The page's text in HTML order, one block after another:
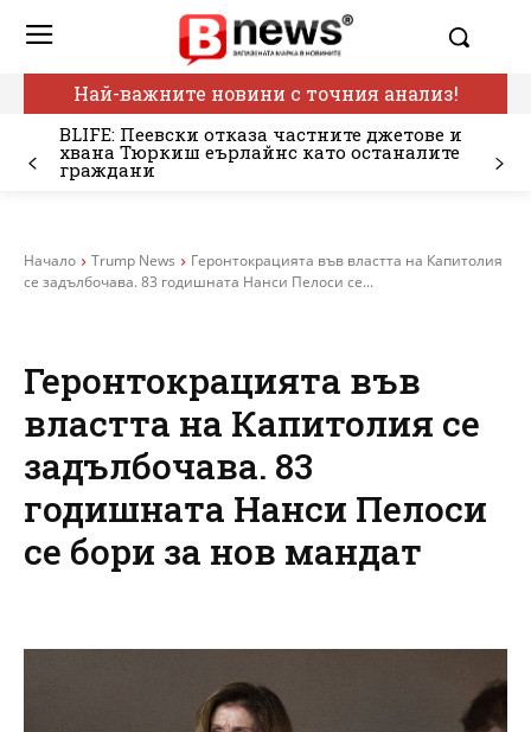
Най-важните новини с точния анализ!
BLIFE: Пеевски отказа частните джетове и
хвана Тюркиш еърлайнс като останалите
граждани
Начало Trump News
Геронтокрацията във властта на Капитолия
се задълбочава. 83 годишната Нанси Пелоси се...
Геронтокрацията във
властта на Капитолия се
задълбочава. 83
годишната Нанси Пелоси
се бори за нов мандат